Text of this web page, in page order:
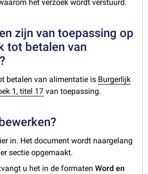
het verzoek wordt verstuurd.
zijn van toepassing op
tot betalen van
betalen van alimentatie is Burgerlijk
1, titel 17 van toepassing.
in. Het document wordt naargelang
sectie opgemaakt.
u het in de formatenWord en